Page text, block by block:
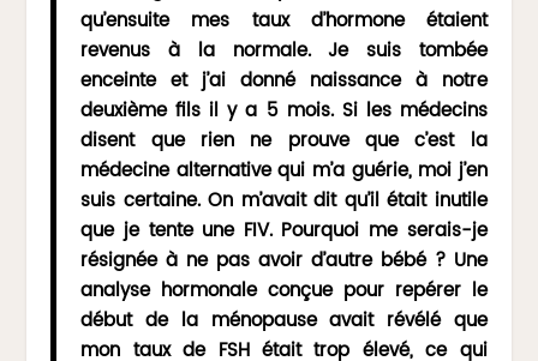
qu’ensuite mes taux d’hormone étaient
revenus à la normale. Je suis tombée
enceinte et j’ai donné naissance à notre
deuxième fils il y a 5 mois. Si les médecins
disent que rien ne prouve que c’est la
médecine alternative qui m’a guérie, moi j’en
suis certaine. On m’avait dit qu’il était inutile
que je tente une FIV. Pourquoi me serais-je
résignée à ne pas avoir d’autre bébé ? Une
analyse hormonale conçue pour repérer le
début de la ménopause avait révélé que
mon taux de FSH était trop élevé, ce qui